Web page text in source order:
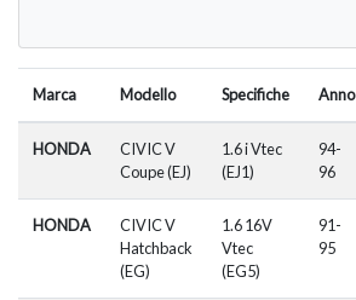
Marca Modello Specifiche Anno
HONDA
CIVIC V
Coupe (EJ)
1.6 i Vtec
(EJ1)
94-
96
HONDA
CIVIC V
Hatchback
(EG)
1.6 16V
Vtec
(EG5)
91-
95